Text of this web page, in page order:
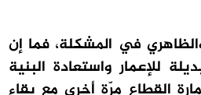
في المشكلة، فما إن
للإعمار واستعادة البنية